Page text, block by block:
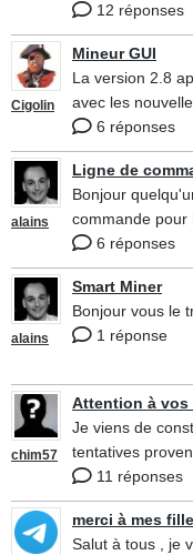
12 réponses
Cigolin
Mineur GUI
La version 2.8
avec les
6 réponses
alains
Ligne de
Bonjour
commande pour
6 réponses
alains
Smart Miner
Bonjour vous le
1 réponse
chim57
Attention à vos
Je viens de
tentatives
11 réponses
merci à mes
Salut à tous , je